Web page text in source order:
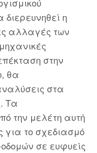
η
αλλαγές των
στην
θα
στα
Τα
την μελέτη αυτή
για το σχεδιασμό
σε ευφυείς